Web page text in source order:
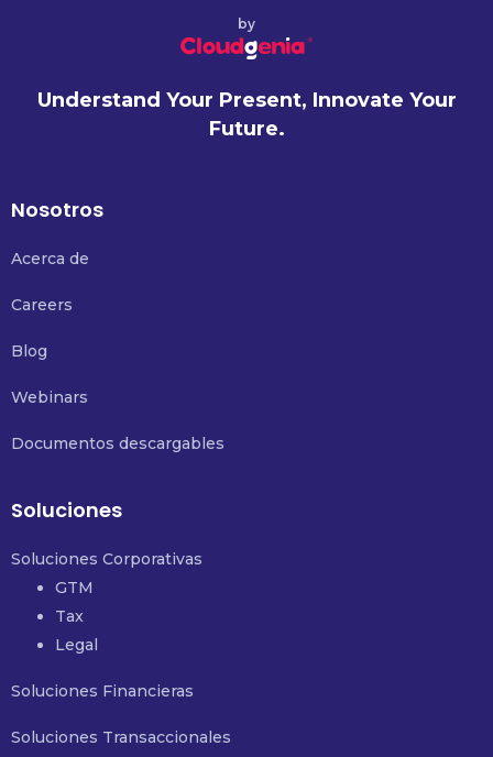
by
Understand Your Present, Innovate Your
Future.
Nosotros
Acerca de
Careers
Blog
Webinars
Documentos descargables
Soluciones
Soluciones Corporativas
GTM
Tax
Legal
Soluciones Financieras
Soluciones Transaccionales